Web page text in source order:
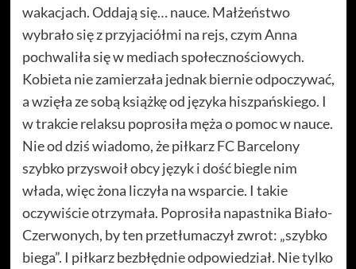
wakacjach. Oddają się… nauce. Małżeństwo
wybrało się z przyjaciółmi na rejs, czym Anna
pochwaliła się w mediach społecznościowych.
Kobieta nie zamierzała jednak biernie odpoczywać,
a wzięła ze sobą książkę od języka hiszpańskiego. I
w trakcie relaksu poprosiła męża o pomoc w nauce.
Nie od dziś wiadomo, że piłkarz FC Barcelony
szybko przyswoił obcy język i dość biegle nim
włada, więc żona liczyła na wsparcie. I takie
oczywiście otrzymała. Poprosiła napastnika Biało-
Czerwonych, by ten przetłumaczył zwrot: „szybko
biega”. I piłkarz bezbłędnie odpowiedział. Nie tylko